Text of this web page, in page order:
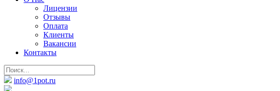
Лицензии
Отзывы
Оплата
Клиенты
Вакансии
Контакты
info@1pot.ru